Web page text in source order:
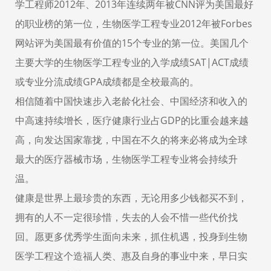
学工程师2012年、2013年连续两年被CNN评为美国最好
的职业榜的第一位，生物医学工程专业2012年被Forbes
网站评为美国最有价值的15个专业的第一位。美国几个
主要大学的生物医学工程专业的入学成绩SAT|ACT成绩
或专业分流成绩GPA成绩都是全校最高的。
相信随着中国快速步入老龄化社会、中国经济和收入的
中高速持续增长，医疗健康行业占GDP的比重会越来越
高，向发达国家靠拢，中国在不久的将来必将成为全球
最大的医疗器械市场，生物医学工程专业将会持续升
温。
健康是世界上最珍贵的东西，无论用多少钱都买不到，
拥有的人不一定很珍惜，失去的人会不惜一些代价找
回。愿更多优秀学生面向未来，抓住机遇，投身到生物
医学工程这个造福人类、惠及自身的事业中来，早日实